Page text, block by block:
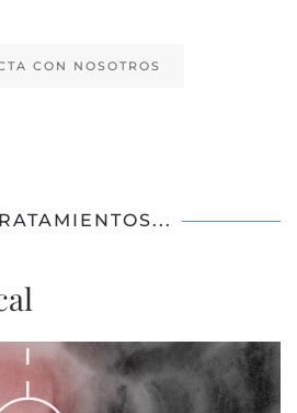
CON NOSOTROS